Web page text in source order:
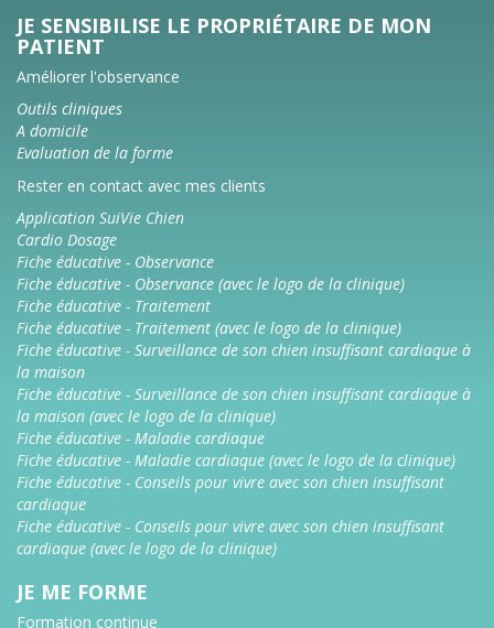
JE SENSIBILISE LE PROPRIÉTAIRE DE MON
PATIENT
Améliorer l'observance
Outils cliniques
A domicile
Evaluation de la forme
Rester en contact avec mes clients
Application SuiVie Chien
Cardio Dosage
Fiche éducative - Observance
Fiche éducative - Observance (avec le logo de la clinique)
Fiche éducative - Traitement
Fiche éducative - Traitement (avec le logo de la clinique)
Fiche éducative - Surveillance de son chien insuffisant cardiaque à
la maison
Fiche éducative - Surveillance de son chien insuffisant cardiaque à
la maison (avec le logo de la clinique)
Fiche éducative - Maladie cardiaque
Fiche éducative - Maladie cardiaque (avec le logo de la clinique)
Fiche éducative - Conseils pour vivre avec son chien insuffisant
cardiaque
Fiche éducative - Conseils pour vivre avec son chien insuffisant
cardiaque (avec le logo de la clinique)
JE ME FORME
Formation continue